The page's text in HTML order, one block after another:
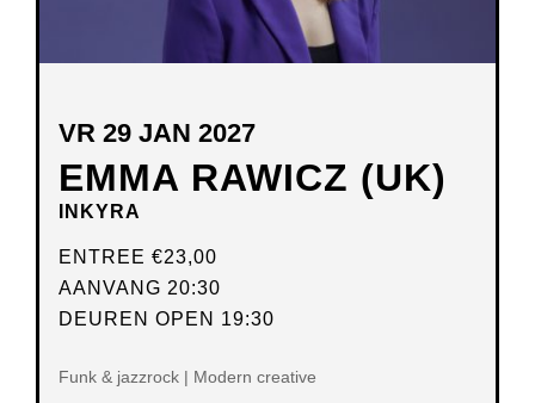
EMMA RAWICZ (UK)
INKYRA
VR 29 JAN 2027
ENTREE €23,00
AANVANG 20:30
DEUREN OPEN 19:30
Funk & jazzrock | Modern creative